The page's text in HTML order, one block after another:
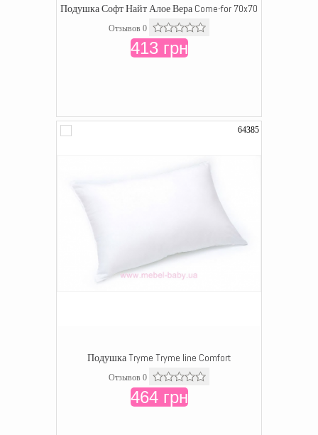
Подушка Софт Найт Алое Вера Come-for 70x70
Отзывов 0
413 грн
64385
Подушка Tryme Tryme line Comfort
Отзывов 0
464 грн